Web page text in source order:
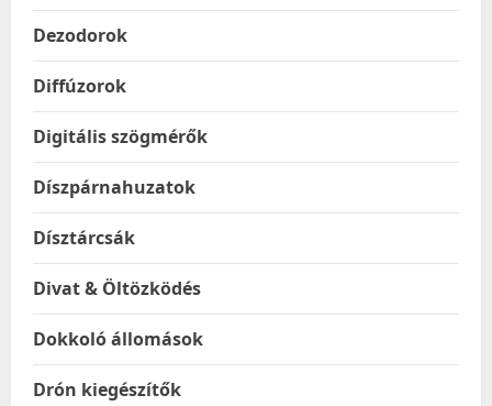
Dezodorok
Diffúzorok
Digitális szögmérők
Díszpárnahuzatok
Dísztárcsák
Divat & Öltözködés
Dokkoló állomások
Drón kiegészítők